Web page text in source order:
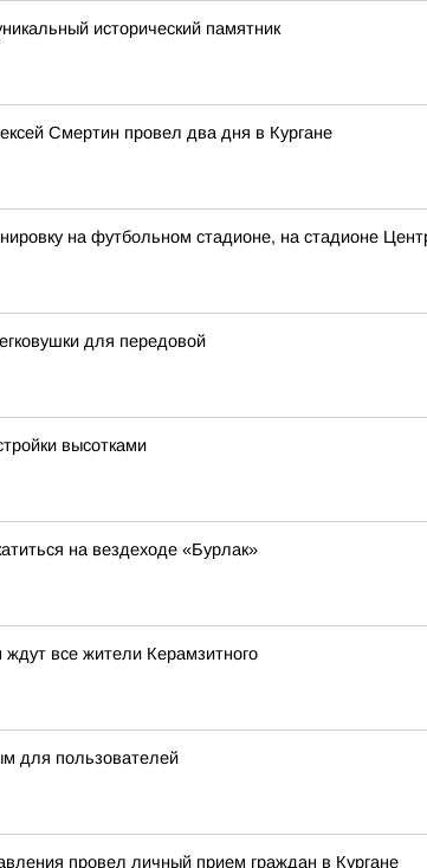
исторический памятник
Смертин провел два дня в Кургане
на футбольном стадионе, на стадионе
для передовой
высотками
на вездеходе «Бурлак»
все жители Керамзитного
для пользователей
провел личный прием граждан в Кургане